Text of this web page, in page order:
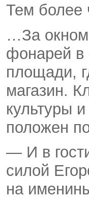
Тем более
…За окном
фонарей в
площади,
магазин.
культуры
положен
— И в
силой
на